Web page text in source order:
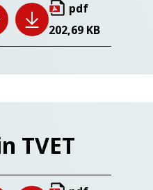
pdf
202,69 KB
TVET